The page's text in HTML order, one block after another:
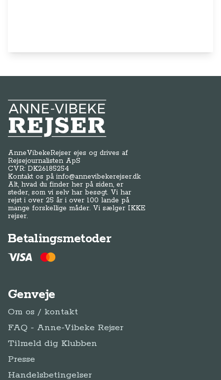
Anne-Vibeke Rejser
AnneVibekeRejser ejes og drives af
Rejsejournalisten ApS
CVR: DK26185254
Kontakt os påinfo@annevibekerejser.dk
Alt, hvad du finder her på siden, er
steder, som vi selv har besøgt. Vi har
rejst i over 25 år i over 100 lande på
mange forskellige måder. Vi sælger IKKE
rejser.
Betalingsmetoder
Genveje
Om os / kontakt
FAQ - Anne-Vibeke Rejser
Tilmeld dig Klubben
Presse
Handelsbetingelser